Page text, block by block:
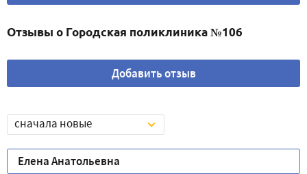
Отзывы о Городская поликлиника №106
Добавить отзыв
сначала новые
Елена Анатольевна